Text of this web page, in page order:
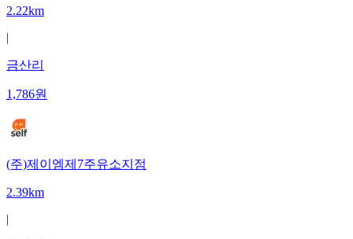
2.22km
|
금산리
1,786원
(주)제이엠제7주유소지점
2.39km
|